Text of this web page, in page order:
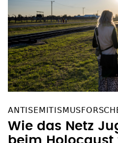
Wie das Netz